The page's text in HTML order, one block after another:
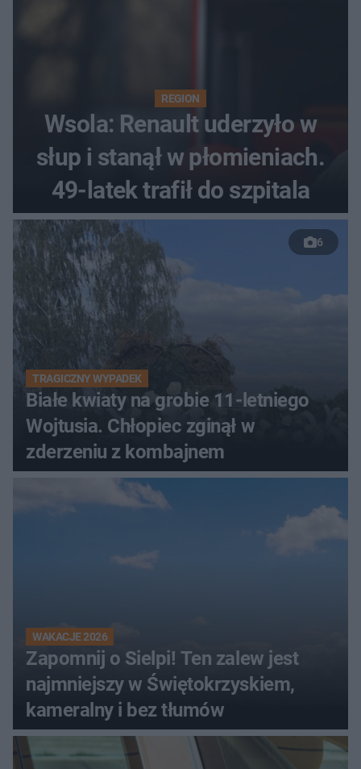
REGION
Wsola: Renault uderzyło w
słup i stanął w płomieniach.
49-latek trafił do szpitala
6
TRAGICZNY WYPADEK
Białe kwiaty na grobie 11-letniego
Wojtusia. Chłopiec zginął w
zderzeniu z kombajnem
WAKACJE 2026
Zapomnij o Sielpi! Ten zalew jest
najmniejszy w Świętokrzyskiem,
kameralny i bez tłumów